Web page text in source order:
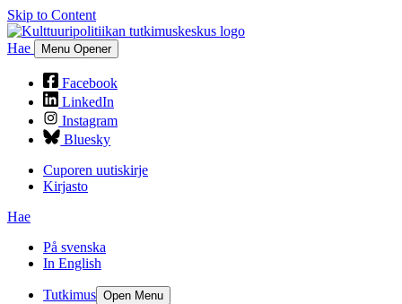
Skip to Content
Hae Menu Opener
Facebook
LinkedIn
Instagram
Bluesky
Cuporen uutiskirje
Kirjasto
Hae
På svenska
In English
Tutkimus Open Menu